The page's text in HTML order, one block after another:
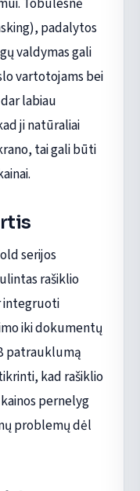
padalytos
valdymas gali
vartotojams bei
labiau
ji natūraliai
tai gali būti
serijos
rašiklio
integruoti
iki dokumentų
patrauklumą
kad rašiklio
pernelyg
problemų dėl